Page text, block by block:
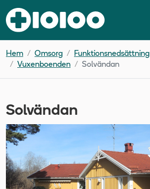
Hem Omsorg Funktionsnedsättning
Vuxenboenden
Solvändan
Solvändan